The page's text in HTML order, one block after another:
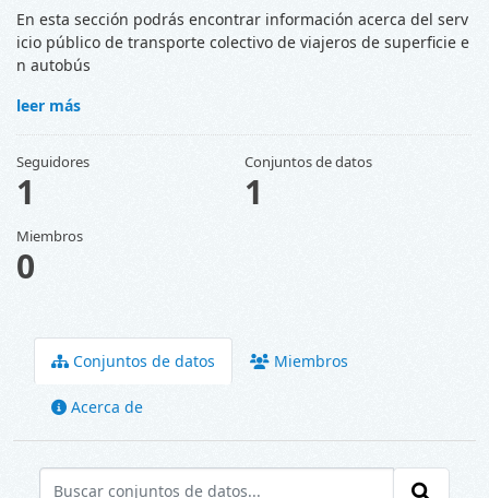
Conjuntos de datos Miembros
Acerca de
En esta sección podrás encontrar información acerca del serv
icio público de transporte colectivo de viajeros de superficie e
n autobús
leer más
Seguidores
1
Conjuntos de datos
1
Miembros
0